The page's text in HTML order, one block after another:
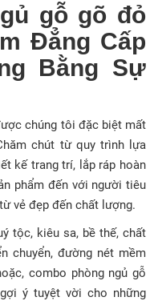
gỗ gõ đỏ
Đẳng Cấp
Bằng Sự
chúng tôi đặc biệt mất
chút từ quy trình lựa
kế trang trí, lắp ráp hoàn
phẩm đến với người tiêu
vẻ đẹp đến chất lượng.
tộc, kiêu sa, bề thế, chất
chuyển, đường nét mềm
combo phòng ngủ gỗ
ý tuyệt vời cho những